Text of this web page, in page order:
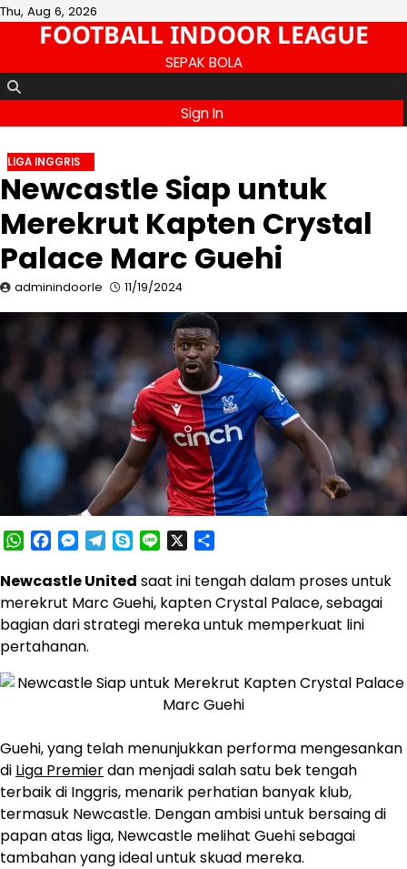
Skip
Thu, Aug 6, 2026
FOOTBALL INDOOR LEAGUE
SEPAK BOLA
Sign In
LIGA INGGRIS
Newcastle Siap untuk
Merekrut Kapten Crystal
Palace Marc Guehi
adminindoorle 11/19/2024
WhatsApp
Facebook
Messenger
Telegram
SkypeLine
Newcastle United saat ini tengah dalam proses untuk
merekrut Marc Guehi, kapten Crystal Palace, sebagai
bagian dari strategi mereka untuk memperkuat lini
pertahanan.
Guehi, yang telah menunjukkan performa mengesankan
di Liga Premierdan menjadi salah satu bek tengah
terbaik di Inggris, menarik perhatian banyak klub,
termasuk Newcastle. Dengan ambisi untuk bersaing di
papan atas liga, Newcastle melihat Guehi sebagai
tambahan yang ideal untuk skuad mereka.